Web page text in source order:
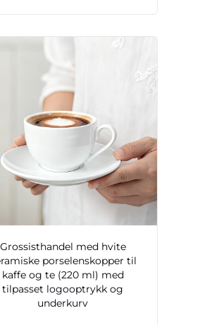
Grossisthandel med hvite
porselenskopper til
kaffe og te (220 ml) med
tilpasset logooptrykk og
underkurv